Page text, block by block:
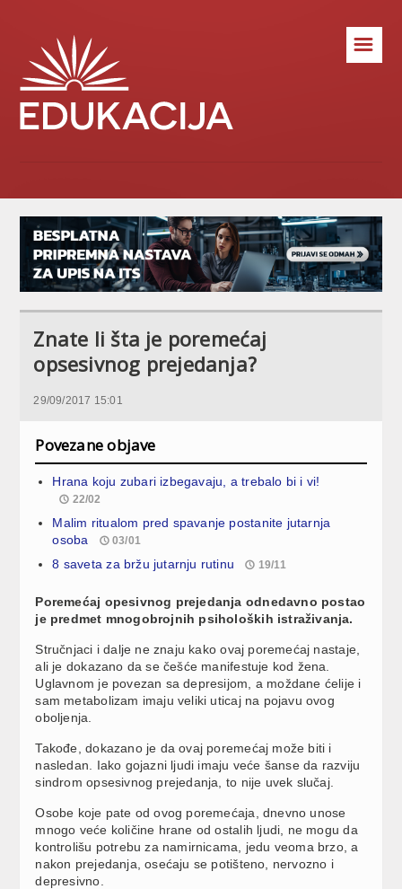
☰
Znate li šta je poremećaj
opsesivnog prejedanja?
29/09/2017 15:01
Povezane objave
Hrana koju zubari izbegavaju, a trebalo bi i vi!
22/02
Malim ritualom pred spavanje postanite jutarnja
osoba
03/01
8 saveta za bržu jutarnju rutinu 19/11
Poremećaj opesivnog prejedanja odnedavno postao
je predmet mnogobrojnih psiholoških istraživanja.
Stručnjaci i dalje ne znaju kako ovaj poremećaj nastaje,
ali je dokazano da se češće manifestuje kod žena.
Uglavnom je povezan sa depresijom, a moždane ćelije i
sam metabolizam imaju veliki uticaj na pojavu ovog
oboljenja.
Takođe, dokazano je da ovaj poremećaj može biti i
nasledan. Iako gojazni ljudi imaju veće šanse da razviju
sindrom opsesivnog prejedanja, to nije uvek slučaj.
Osobe koje pate od ovog poremećaja, dnevno unose
mnogo veće količine hrane od ostalih ljudi, ne mogu da
kontrolišu potrebu za namirnicama, jedu veoma brzo, a
nakon prejedanja, osećaju se potišteno, nervozno i
depresivno.